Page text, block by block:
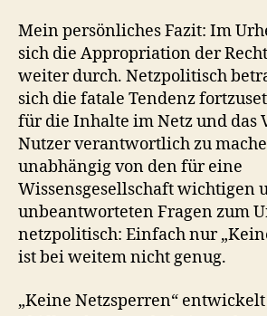
Mein persönliches Fazit: Im
sich die Appropriation der
weiter durch. Netzpolitisch
sich die fatale Tendenz
für die Inhalte im Netz und das
Nutzer verantwortlich zu
unabhängig von den für eine
Wissensgesellschaft wichtigen
unbeantworteten Fragen zum
netzpolitisch: Einfach nur
ist bei weitem nicht genug.
„Keine Netzsperren“